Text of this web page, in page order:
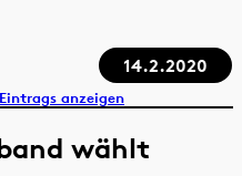
14.2.2020
anzeigen
wählt